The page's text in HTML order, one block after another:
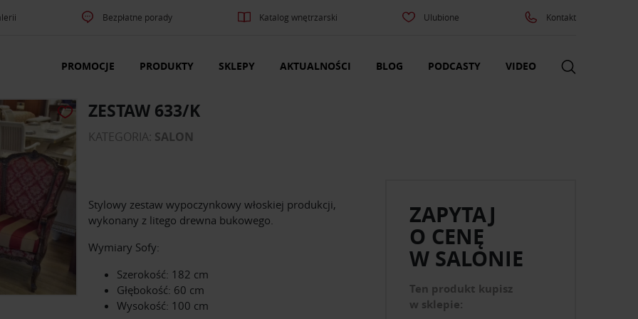
Bezpłatne porady Katalog wnętrzarski Ulubione Kontakt
PROMOCJE PRODUKTY SKLEPY AKTUALNOŚCI BLOG PODCASTY VIDEO
ZESTAW 633/K
KATEGORIA: SALON
Stylowy zestaw wypoczynkowy włoskiej produkcji,
wykonany z litego drewna bukowego.
Wymiary Sofy:
Szerokość: 182 cm
Głębokość: 60 cm
Wysokość: 100 cm
ZAPYTAJ
O CENĘ
W SALONIE
Ten produkt kupisz
w sklepie: